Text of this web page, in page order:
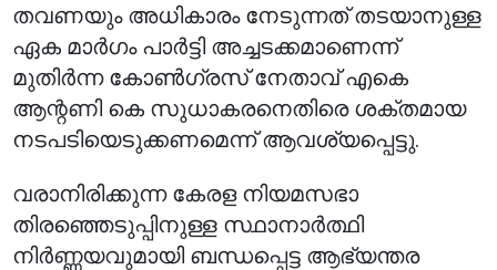
തവണയും അധികാരം നേടുന്നത് തടയാനുള്ള
ഏക മാർഗം പാർട്ടി അച്ചടക്കമാണെന്ന്
മുതിർന്ന കോൺഗ്രസ് നേതാവ് എകെ
ആന്റണി കെ സുധാകരനെതിരെ ശക്തമായ
നടപടിയെടുക്കണമെന്ന് ആവശ്യപ്പെട്ടു.
വരാനിരിക്കുന്ന കേരള നിയമസഭാ
തിരഞ്ഞെടുപ്പിനുള്ള സ്ഥാനാർത്ഥി
നിർണ്ണയവുമായി ബന്ധപ്പെട്ട ആഭ്യന്തര